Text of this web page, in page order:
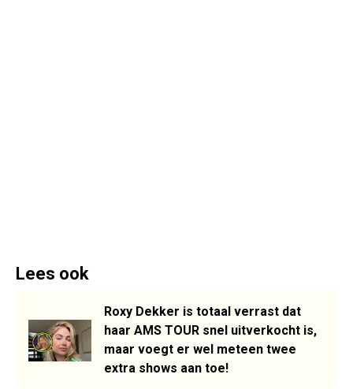
Lees ook
Roxy Dekker is totaal verrast dat
haar AMS TOUR snel uitverkocht is,
maar voegt er wel meteen twee
extra shows aan toe!